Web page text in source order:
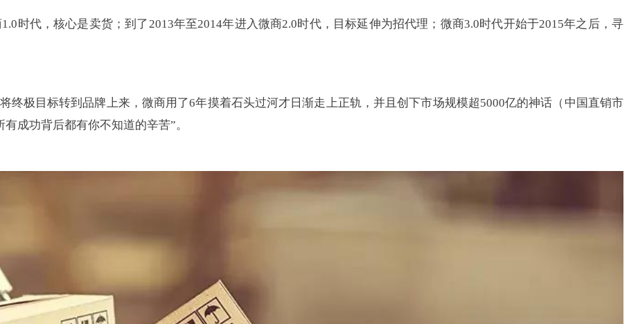
时代，核心是卖货；到了2013年至2014年进入微商2.0时代，目标延伸为招代理；微商3.0时代开始于2015年之后，寻
终极目标转到品牌上来，微商用了6年摸着石头过河才日渐走上正轨，并且创下市场规模超5000亿的神话（中国直销市
成功背后都有你不知道的辛苦”。